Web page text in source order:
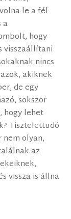
le a fél
a
hogy
visszaállítani
nincs
akiknek
de egy
sokszor
hogy lehet
Tisztelettudó
nem olyan,
az
vissza is állna